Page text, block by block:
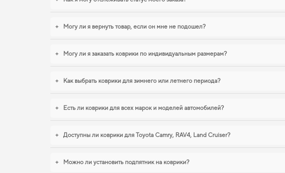
+ Могу ли я вернуть товар, если он мне не подошел?
+ Могу ли я заказать коврики по индивидуальным размерам?
+ Как выбрать коврики для зимнего или летнего периода?
+ Есть ли коврики для всех марок и моделей автомобилей?
+ Доступны ли коврики для Toyota Camry, RAV4, Land Cruiser?
+ Можно ли установить подпятник на коврики?